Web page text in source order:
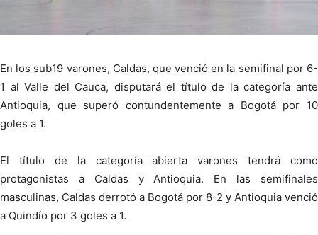
En los sub19 varones, Caldas, que venció en la semifinal por 6-
1 al Valle del Cauca, disputará el título de la categoría ante
Antioquia, que superó contundentemente a Bogotá por 10
goles a 1.
El título de la categoría abierta varones tendrá como
protagonistas a Caldas y Antioquia. En las semifinales
masculinas, Caldas derrotó a Bogotá por 8-2 y Antioquia venció
a Quindío por 3 goles a 1.